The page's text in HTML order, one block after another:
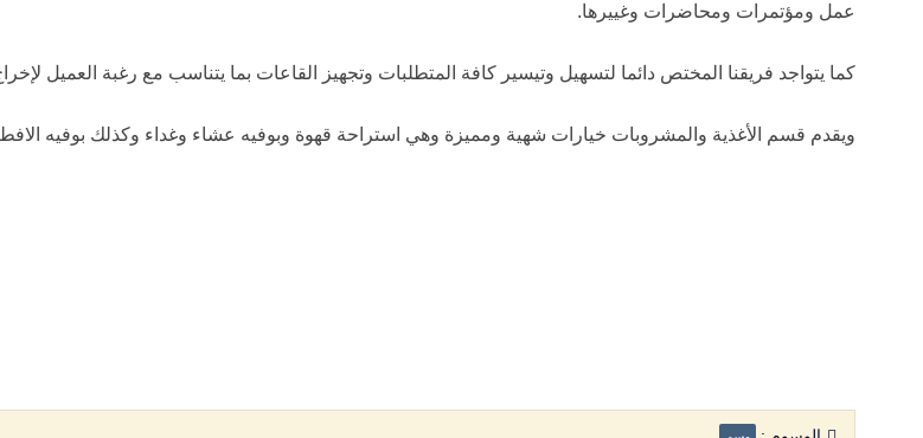
عمل ومؤتمرات ومحاضرات وغييرها.
كما يتواجد فريقنا المختص دائما لتسهيل وتيسير كافة المتطلبات وتجهيز القاعات بما يتناسب مع رغبة العميل
ويقدم قسم الأغذية والمشروبات خيارات شهية ومميزة وهي استراحة قهوة وبوفيه عشاء وغداء وكذلك بوفيه